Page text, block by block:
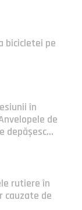
bicicletei pe
în
de
depășesc...
rutiere în
cauzate de